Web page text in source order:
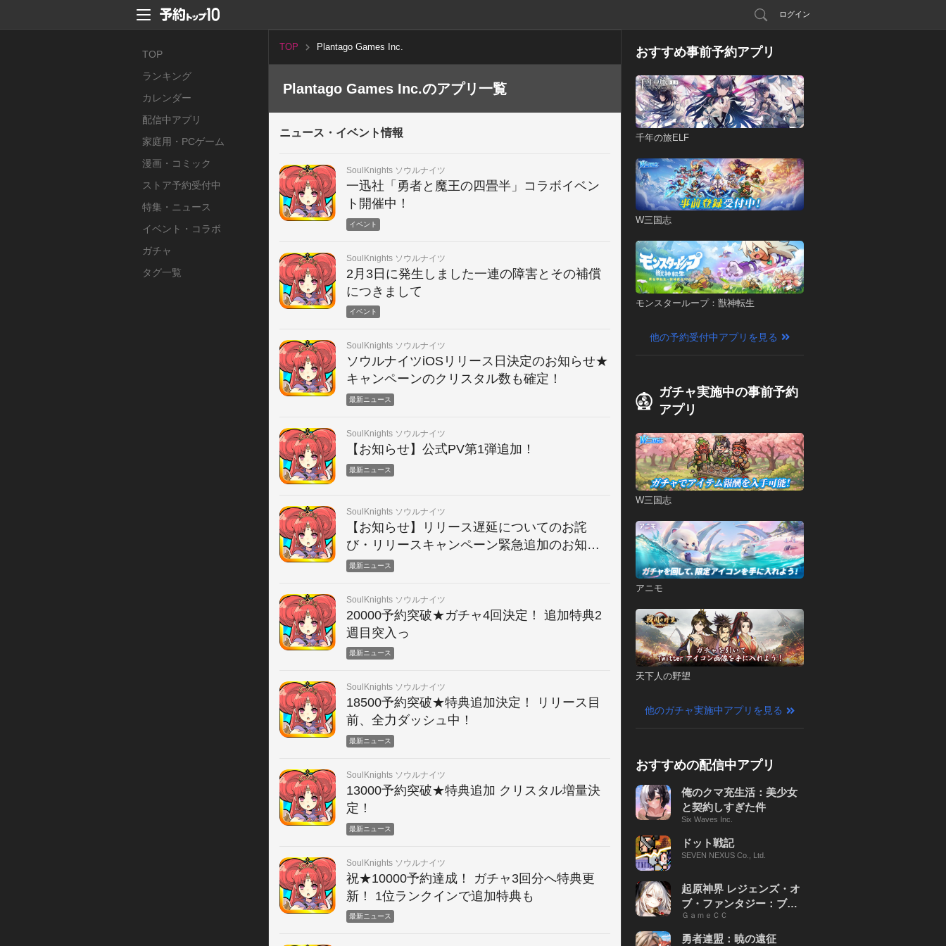
ログイン
TOP
ランキング
カレンダー
配信中アプリ
家庭用・PCゲーム
漫画・コミック
ストア予約受付中
特集・ニュース
イベント・コラボ
ガチャ
タグ一覧
TOP Plantago Games Inc.
Plantago Games Inc.のアプリ一覧
ニュース・イベント情報
SoulKnights ソウルナイツ
一迅社「勇者と魔王の四畳半」コラボイベン
ト開催中！
イベント
SoulKnights ソウルナイツ
2月3日に発生しました一連の障害とその補償
につきまして
イベント
SoulKnights ソウルナイツ
ソウルナイツiOSリリース日決定のお知らせ★
キャンペーンのクリスタル数も確定！
最新ニュース
SoulKnights ソウルナイツ
【お知らせ】公式PV第1弾追加！
最新ニュース
SoulKnights ソウルナイツ
【お知らせ】リリース遅延についてのお詫
び・リリースキャンペーン緊急追加のお知ら
せ
最新ニュース
SoulKnights ソウルナイツ
20000予約突破★ガチャ4回決定！ 追加特典2
週目突入っ
最新ニュース
SoulKnights ソウルナイツ
18500予約突破★特典追加決定！ リリース目
前、全力ダッシュ中！
最新ニュース
SoulKnights ソウルナイツ
13000予約突破★特典追加 クリスタル増量決
定！
最新ニュース
SoulKnights ソウルナイツ
祝★10000予約達成！ ガチャ3回分へ特典更
新！ 1位ランクインで追加特典も
最新ニュース
おすすめ事前予約アプリ
千年の旅ELF
W三国志
モンスターループ：獣神転生
他の予約受付中アプリを見る
ガチャ実施中の事前予約
アプリ
W三国志
アニモ
天下人の野望
他のガチャ実施中アプリを見る
おすすめの配信中アプリ
俺のクマ充生活：美少女
と契約しすぎた件
Six Waves Inc.
ドット戦記
SEVEN NEXUS Co., Ltd.
起原神界 レジェンズ・オ
ブ・ファンタジー：ブレ
イブ X
ＧａｍｅＣＣ
勇者連盟：暁の遠征